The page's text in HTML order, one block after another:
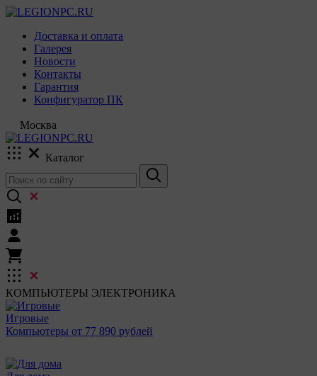
Доставка и оплата
Галерея
Новости
Контакты
Гарантия
Конфигуратор ПК
Москва
Каталог
КОМПЬЮТЕРЫ ЭЛЕКТРОНИКА
Игровые
Компьютеры от 77 890 рублей